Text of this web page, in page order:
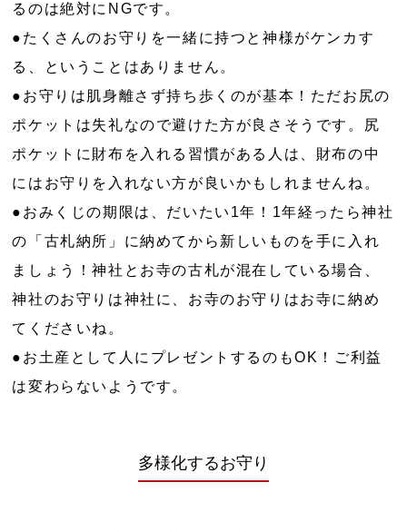
るのは絶対にNGです。
●たくさんのお守りを一緒に持つと神様がケンカす
る、ということはありません。
●お守りは肌身離さず持ち歩くのが基本！ただお尻の
ポケットは失礼なので避けた方が良さそうです。尻
ポケットに財布を入れる習慣がある人は、財布の中
にはお守りを入れない方が良いかもしれませんね。
●おみくじの期限は、だいたい1年！1年経ったら神社
の「古札納所」に納めてから新しいものを手に入れ
ましょう！神社とお寺の古札が混在している場合、
神社のお守りは神社に、お寺のお守りはお寺に納め
てくださいね。
●お土産として人にプレゼントするのもOK！ご利益
は変わらないようです。
多様化するお守り